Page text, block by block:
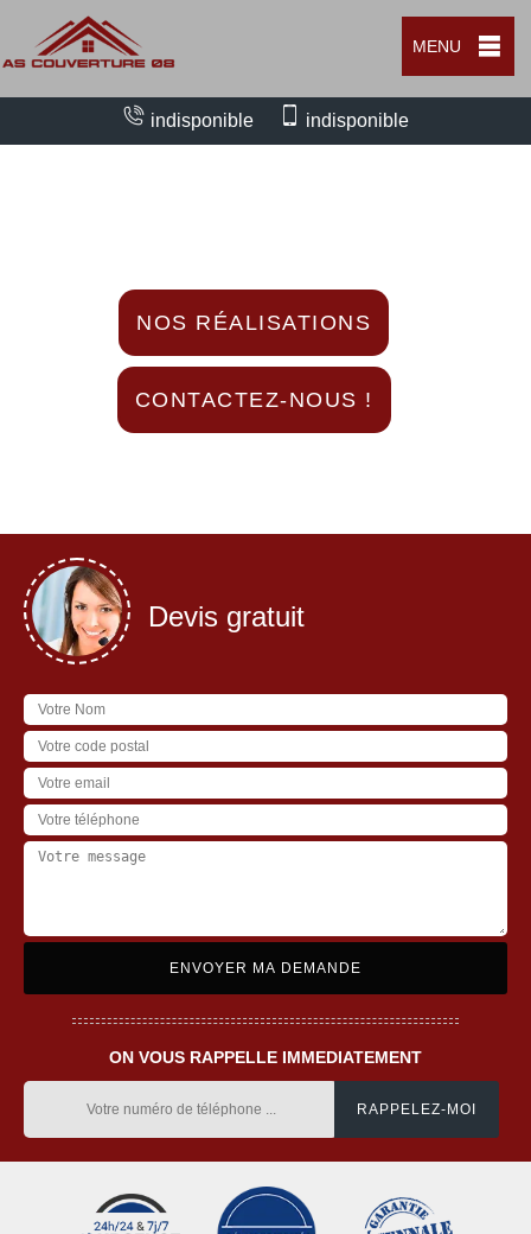
MENU
indisponible indisponible
NOS RÉALISATIONS
CONTACTEZ-NOUS !
Devis gratuit
ON VOUS RAPPELLE IMMEDIATEMENT